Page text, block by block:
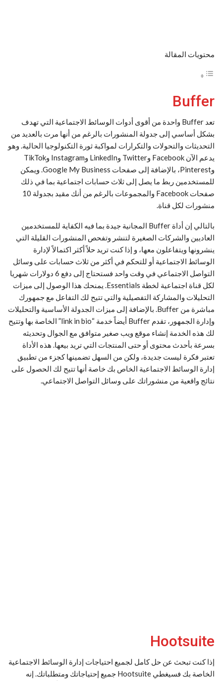
محتويات المقالة
Buffer
تعد Buffer واحدة من أقوى أدوات الوسائط الاجتماعية التي تهدف
بشكل أساسي إلى جدولة المنشورات بالرغم من أنها مرت بالعديد من
التحديثات والتحولات والتكرارات لمواكبة ثورة التكنولوجيا الحالية. وهو
يدعم الآن Facebook وTwitter وLinkedIn وInstagram وTikTok
وPinterest، بالإضافة إلى صفحات Google My Business. ويمكن
للمستخدمين ربط ما يصل إلى ثلاث حسابات اجتماعية بما في ذلك
صفحات Facebook والمجموعات بالرغم من أنك مقيد بجدولة 10
منشورات لكل قناة.
بالتالي إن أداة Buffer المجانية جيدة بما فيه الكفاية للمستخدمين
العاديين والشركات الصغيرة لتنشر وتفحص المنشورات القليلة التي
ينشرونها ويتفاعلون معها، و إذا كنت تريد حلاً أكثر اكتمالاً لإدارة
الوسائط الاجتماعية أو للتحكم في أكثر من ثلاث حسابات على وسائل
التواصل الاجتماعي في وقت واحد فستحتاج إلى دفع 6 دولارات شهريا
لكل قناة اجتماعية لخطة Essentials. يمنحك هذا الوصول إلى ميزات
التحليلات والمشاركة التفصيلية والتي تتيح لك التفاعل مع جمهورك
مباشرة من Buffer. بالإضافة إلى ميزات الجدولة الأساسية والتحليلات
وإدارة الجمهور، تقدم Buffer أيضاً خدمة “link in bio” الخاصة بها وتتيح
لك هذه الخدمة إنشاء موقع ويب صغير متوافق مع الجوال وتحديثه
بسرعة بأحدث محتوى أو حتى المنتجات التي تريد بيعها. هذه الأداة
تعتبر فكرة ليست جديدة، ولكن من السهل تضمينها كجزء من تطبيق
إدارة الوسائط الاجتماعية الخاص بك خاصة أنها تتيح لك الحصول على
نتائج واقعية من منشوراتك على وسائل التواصل الاجتماعي.
Hootsuite
إذا كنت تبحث عن حل كامل لجميع احتياجات إدارة الوسائط الاجتماعية
الخاصة بك فسيغطي Hootsuite جميع إحتياجاتك ومتطلباتك. إنه